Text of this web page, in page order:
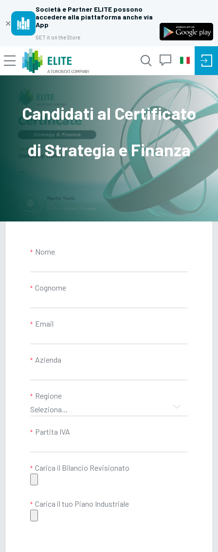
✕
Società e Partner ELITE possono
accedere alla piattaforma anche via
App
GET it on the Store
Candidati al Certificato
di Strategia e Finanza
Nome
Cognome
Email
Azienda
Regione
Seleziona...
Partita IVA
Carica il Bilancio Revisionato
Carica il tuo Piano Industriale